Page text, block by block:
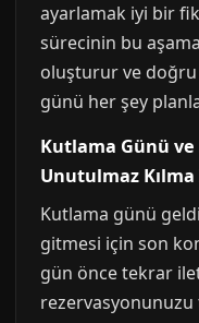
ayarlamak iyi bir
sürecinin bu
oluşturur ve doğru
günü her şey
Kutlama Günü ve
Unutulmaz Kılma
Kutlama günü
gitmesi için son
gün önce tekrar